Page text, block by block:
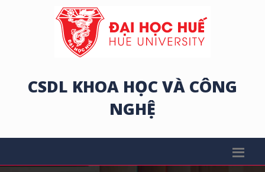
CSDL KHOA HỌC VÀ CÔNG
NGHỆ